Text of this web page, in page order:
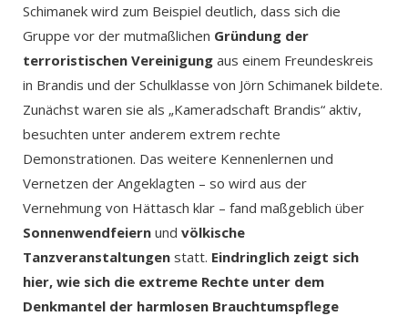
Schimanek wird zum Beispiel deutlich, dass sich die
Gruppe vor der mutmaßlichen Gründung der
terroristischen Vereinigung aus einem Freundeskreis
in Brandis und der Schulklasse von Jörn Schimanek bildete.
Zunächst waren sie als „Kameradschaft Brandis“ aktiv,
besuchten unter anderem extrem rechte
Demonstrationen. Das weitere Kennenlernen und
Vernetzen der Angeklagten – so wird aus der
Vernehmung von Hättasch klar – fand maßgeblich über
Sonnenwendfeiern und völkische
Tanzveranstaltungen statt. Eindringlich zeigt sich
hier, wie sich die extreme Rechte unter dem
Denkmantel der harmlosen Brauchtumspflege